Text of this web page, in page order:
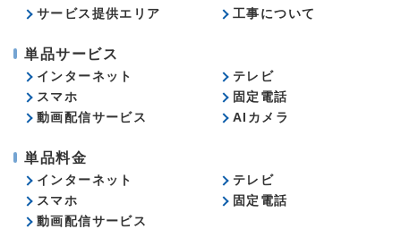
サービス提供エリア 工事について
単品サービス
インターネット
テレビ
スマホ
固定電話
動画配信サービス
AIカメラ
単品料金
インターネット
テレビ
スマホ
固定電話
動画配信サービス